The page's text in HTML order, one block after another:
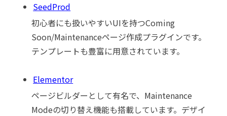
SeedProd
初心者にも扱いやすいUIを持つComing
Soon/Maintenanceページ作成プラグインです。
テンプレートも豊富に用意されています。
Elementor
ページビルダーとして有名で、Maintenance
Modeの切り替え機能も搭載しています。デザイ